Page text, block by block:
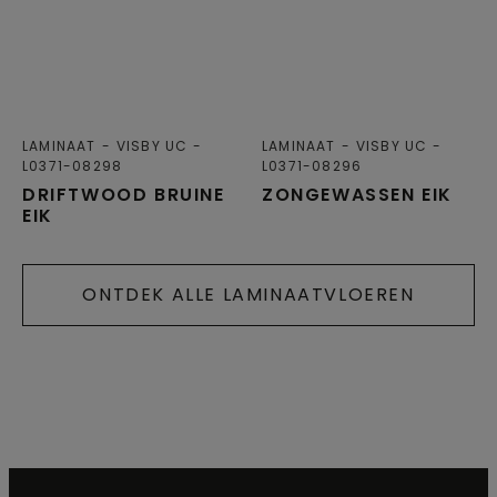
DRIFTWOOD BRUINE
EIK
LAMINAAT
VISBY UC
L0371-08298
ZONGEWASSEN EIK
LAMINAAT
VISBY UC
L0371-08296
ONTDEK ALLE LAMINAATVLOEREN